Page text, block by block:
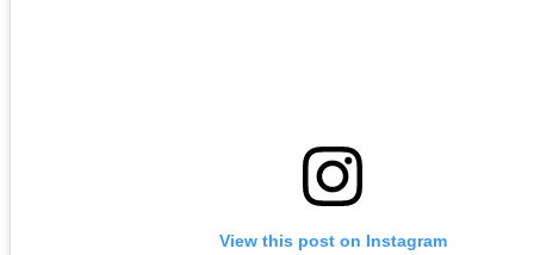
View this post on Instagram